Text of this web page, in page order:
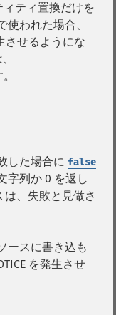
ティ置換だけを
われた場合、
させるようにな
した場合に false
字列か 0 を返し
は、失敗と見做さ
ースに書き込も
を発生させ